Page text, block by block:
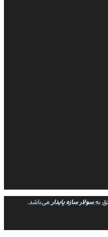
بهسولار سازه پایدارمی‌باشد.